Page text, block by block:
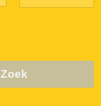
Zoek